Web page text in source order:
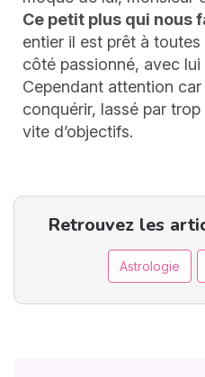
Ce petit plus qui nous
entier il est prêt à
côté passionné, avec
Cependant attention car
conquérir, lassé par
vite d’objectifs.
Retrouvez les
Astrologie